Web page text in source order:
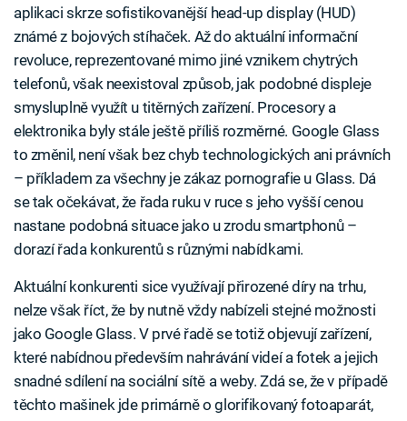
aplikaci skrze sofistikovanější head-up display (HUD)
známé z bojových stíhaček. Až do aktuální informační
revoluce, reprezentované mimo jiné vznikem chytrých
telefonů, však neexistoval způsob, jak podobné displeje
smysluplně využít u titěrných zařízení. Procesory a
elektronika byly stále ještě příliš rozměrné. Google Glass
to změnil, není však bez chyb technologických ani právních
– příkladem za všechny je zákaz pornografie u Glass. Dá
se tak očekávat, že řada ruku v ruce s jeho vyšší cenou
nastane podobná situace jako u zrodu smartphonů –
dorazí řada konkurentů s různými nabídkami.
Aktuální konkurenti sice využívají přirozené díry na trhu,
nelze však říct, že by nutně vždy nabízeli stejné možnosti
jako Google Glass. V prvé řadě se totiž objevují zařízení,
které nabídnou především nahrávání videí a fotek a jejich
snadné sdílení na sociální sítě a weby. Zdá se, že v případě
těchto mašinek jde primárně o glorifikovaný fotoaparát,